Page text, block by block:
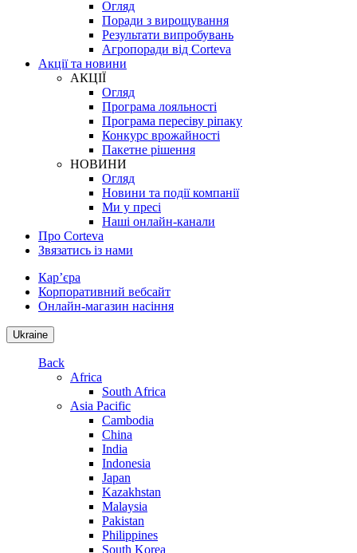
Огляд
Поради з вирощування
Результати випробувань
Агропоради від Corteva
Акції та новини
АКЦІЇ
Огляд
Програма лояльності
Програма пересіву ріпаку
Конкурс врожайності
Пакетне рішення
НОВИНИ
Огляд
Новини та події компанії
Ми у пресі
Наші онлайн-канали
Про Corteva
Звязатись із нами
Кар’єра
Корпоративний вебсайт
Онлайн-магазин насіння
Ukraine
Back
Africa
South Africa
Asia Pacific
Cambodia
China
India
Indonesia
Japan
Kazakhstan
Malaysia
Pakistan
Philippines
South Korea